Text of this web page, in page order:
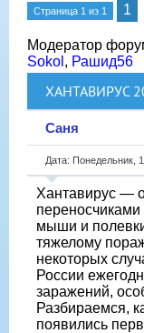
Страница 1 из 1 1
Модератор
Sokol , Рашид56
ХАНТАВИРУС
Саня
Дата: Понедельник,
Хантавирус —
мыши и
тяжелому
некоторых
России
заражений,
Разбираемся,
появились